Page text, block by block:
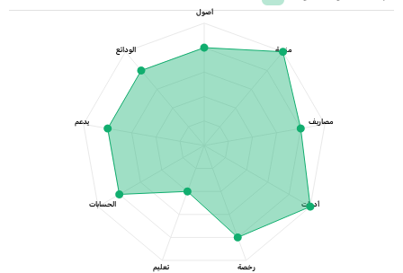
أصول
منصة
مصاريف
أدوات
رخصة تعليم
الحسابات
يدعم
الودائع